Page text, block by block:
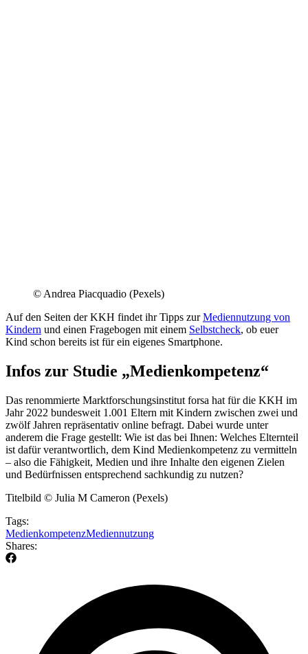
© Andrea Piacquadio (Pexels)
Auf den Seiten der KKH findet ihr Tipps zurMediennutzung von
Kindern und einen Fragebogen mit einem Selbstcheck, ob euer
Kind schon bereits ist für ein eigenes Smartphone.
Infos zur Studie „Medienkompetenz“
Das renommierte Marktforschungsinstitut forsa hat für die KKH im
Jahr 2022 bundesweit 1.001 Eltern mit Kindern zwischen zwei und
zwölf Jahren repräsentativ online befragt. Dabei wurde unter
anderem die Frage gestellt: Wie ist das bei Ihnen: Welches Elternteil
ist dafür verantwortlich, dem Kind Medienkompetenz zu vermitteln
– also die Fähigkeit, Medien und ihre Inhalte den eigenen Zielen
und Bedürfnissen entsprechend sachkundig zu nutzen?
Titelbild © Julia M Cameron (Pexels)
Tags:
MedienkompetenzMediennutzung
Shares: